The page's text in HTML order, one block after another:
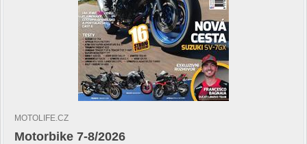
MOTOLIFE.CZ
Motorbike 7-8/2026